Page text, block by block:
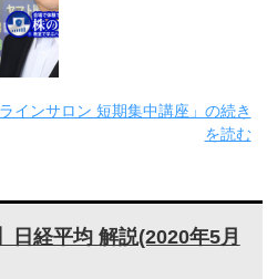
インサロン 短期集中講座」の続き
を読む
日経平均 解説(2020年5月